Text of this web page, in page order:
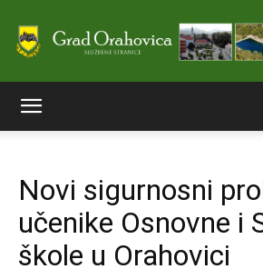
stranice
Grada
Novi sigurnosni
učenike Osnovne i
škole u Orahovici